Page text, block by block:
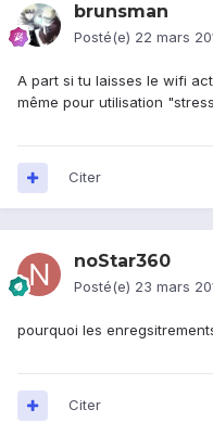
brunsman
Posté(e) 22 mars
A part si tu laisses le wifi
même pour utilisation
Citer
noStar360
Posté(e) 23 mars
pourquoi les
Citer